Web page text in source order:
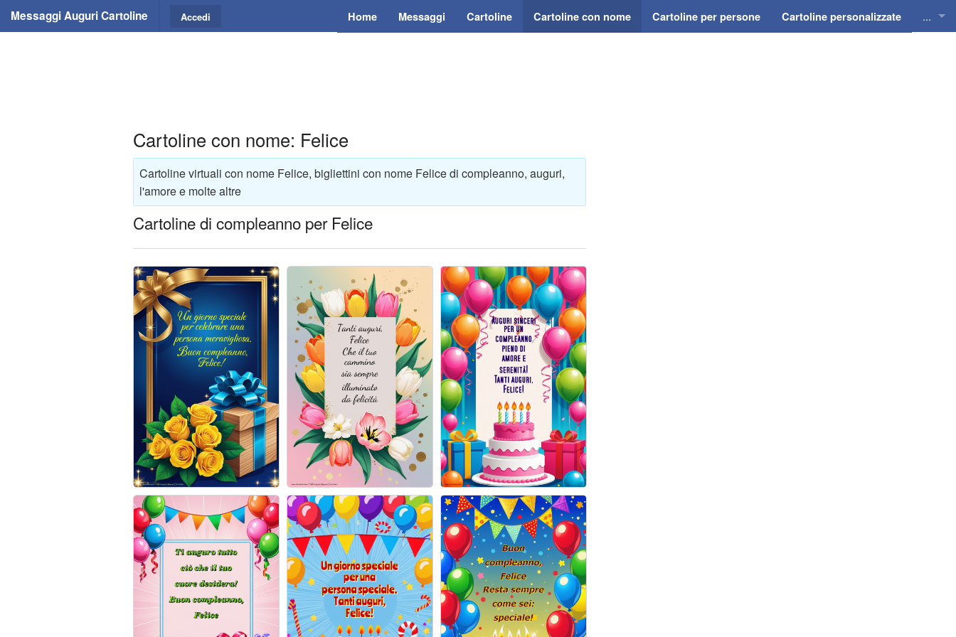
Messaggi Auguri Cartoline Home Messaggi Cartoline Cartoline con nome Cartoline per persone Cartoline personalizzate ...
Accedi
Cartoline con nome: Felice
Cartoline virtuali con nome Felice, bigliettini con nome Felice di compleanno, auguri,
l'amore e molte altre
Cartoline di compleanno per Felice